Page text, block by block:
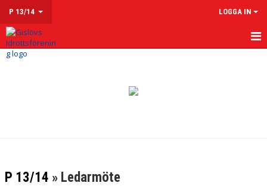
P 13/14 LOGGA IN
HEM
P 13/14 » Ledarmöte